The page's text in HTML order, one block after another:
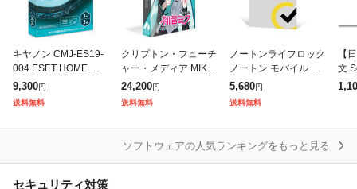
PCゲーム
生活・実用
キヤノン CMJ-ES19-
004 ESET HOME セ
キュリティ エッセン
シャル 3台3年 Windo
9,300円
送料無料
クリプトン・フューチ
ャー・メディア MIKU
V6SPP 初音ミク V6
スターターパック※パ
24,200円
送料無料
ノートンライフロック
ノートン モバイル セ
キュリティ 【2年1台
版】 ノ-トンモバイル
5,680円
送料無料
【
文
ン
ソフトウェアの人気ランキングをもっと見る
セキュリティ対策